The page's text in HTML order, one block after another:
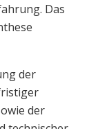
Das
der
der